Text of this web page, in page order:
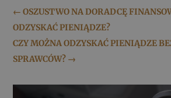
←OSZUSTWO NA DORADCĘ
ODZYSKAĆ PIENIĄDZE?
CZY MOŻNA ODZYSKAĆ PIENIĄDZE
SPRAWCÓW? →